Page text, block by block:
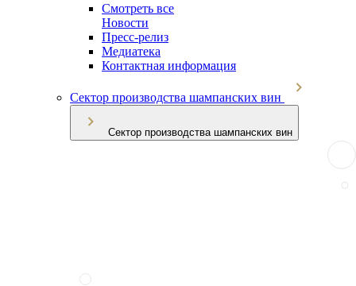
Смотреть все
Новости
Пресс-релиз
Медиатека
Контактная информация
Сектор производства шампанских вин
Сектор производства шампанских вин